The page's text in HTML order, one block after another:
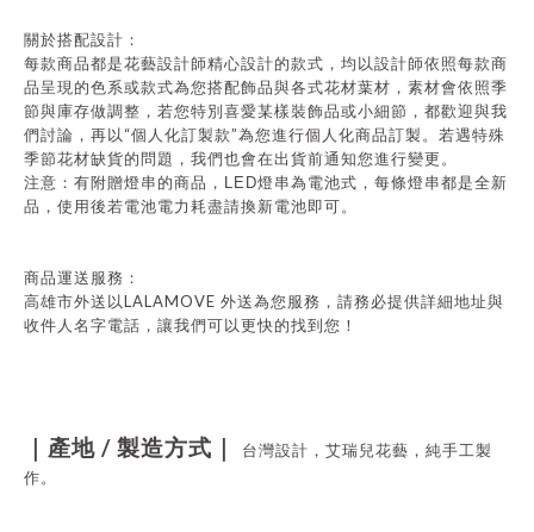
關於搭配設計：
每款商品都是花藝設計師精心設計的款式，均以設計師依照每款商
品呈現的色系或款式為您搭配飾品與各式花材葉材，素材會依照季
節與庫存做調整，若您特別喜愛某樣裝飾品或小細節，都歡迎與我
們討論，再以 “個人化訂製款”為您進行個人化商品訂製。若遇特殊
季節花材缺貨的問題，我們也會在出貨前通知您進行變更。
注意：有附贈燈串的商品，
LED燈串為電池式，每條燈串都是全新
品，使用後若電池電力耗盡請換新電池即可。
商品運送服務：
高雄市外送以 LALAMOVE 外送為您服務，請務必提供詳細地址與
收件人名字電話，讓我們可以更快的找到您！
｜產地 / 製造方式｜
台灣設計，艾瑞兒花藝，純手工製
作。